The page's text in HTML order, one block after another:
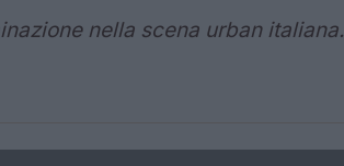
nella scena urban italiana.